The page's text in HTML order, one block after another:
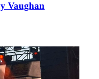
Vaughan